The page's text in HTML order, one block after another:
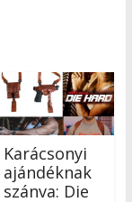
Karácsonyi
ajándéknak
szánva: Die